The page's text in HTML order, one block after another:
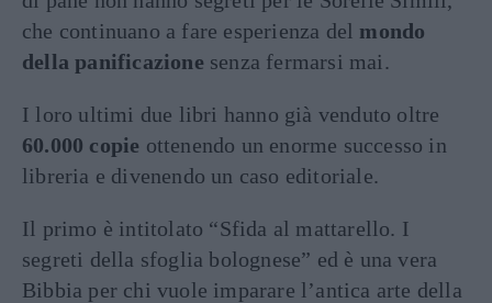
che continuano a fare esperienza del mondo
della panificazione senza fermarsi mai.
I loro ultimi due libri hanno già venduto oltre
60.000 copie ottenendo un enorme successo in
libreria e divenendo un caso editoriale.
Il primo è intitolato “Sfida al mattarello. I
segreti della sfoglia bolognese” ed è una vera
Bibbia per chi vuole imparare l’antica arte della